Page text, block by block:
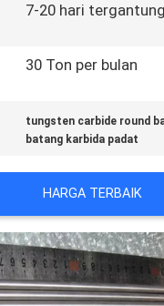
7-20 hari
30 Ton per bulan
tungsten carbide round
batang karbida padat
HARGA TERBAIK